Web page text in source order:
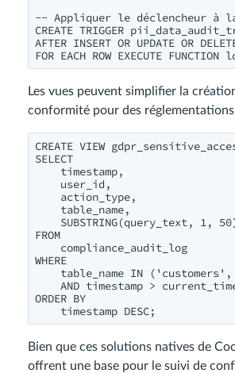
-- Appliquer le déclencheur à
CREATE TRIGGER
AFTER INSERT OR UPDATE OR
FOR EACH ROW EXECUTE
Les vues peuvent simplifier la
conformité pour des
CREATE VIEW
SELECT
    timestamp,
    user_id,
    action_type,
    table_name,
SUBSTRING(query_text, 1,
FROM
    compliance_audit_log
WHERE
table_name IN
AND timestamp >
ORDER BY
    timestamp DESC;
Bien que ces solutions natives de
offrent une base pour le suivi de